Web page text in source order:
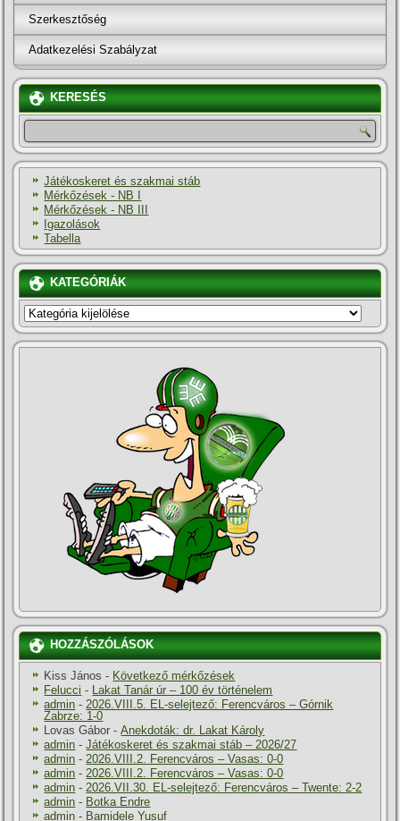
Szerkesztőség
Adatkezelési Szabályzat
KERESÉS
Játékoskeret és szakmai stáb
Mérkőzések - NB I
Mérkőzések - NB III
Igazolások
Tabella
KATEGÓRIÁK
KATEGÓRIÁK
HOZZÁSZÓLÁSOK
Kiss János - Következő mérkőzések
Felucci - Lakat Tanár úr – 100 év történelem
admin -2026.VIII.5. EL-selejtező: Ferencváros – Górnik
Zabrze: 1-0
Lovas Gábor -Anekdoták: dr. Lakat Károly
admin -Játékoskeret és szakmai stáb – 2026/27
admin -2026.VIII.2. Ferencváros – Vasas: 0-0
admin -2026.VIII.2. Ferencváros – Vasas: 0-0
admin -2026.VII.30. EL-selejtező: Ferencváros – Twente: 2-2
admin - Botka Endre
admin - Bamidele Yusuf